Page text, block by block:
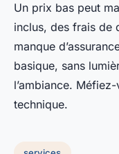
Un prix bas peut
inclus, des frais de
manque
basique, sans
l’ambiance.
technique.